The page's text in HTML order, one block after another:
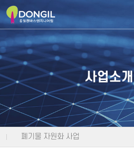
사업소개
폐기물 자원화 사업